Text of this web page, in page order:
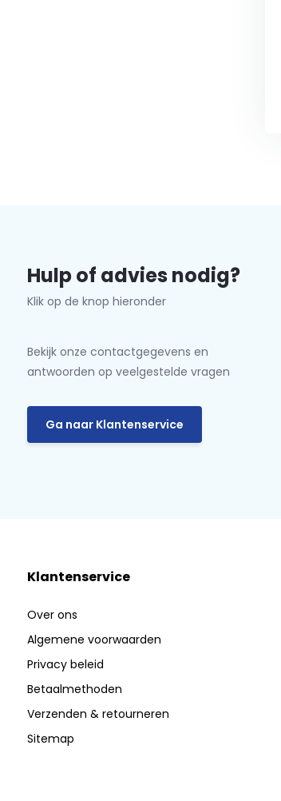
Hulp of advies nodig?
Klik op de knop hieronder
Bekijk onze contactgegevens en
antwoorden op veelgestelde vragen
Ga naar Klantenservice
Klantenservice
Over ons
Algemene voorwaarden
Privacy beleid
Betaalmethoden
Verzenden & retourneren
Sitemap